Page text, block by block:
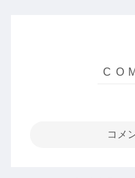
コメ